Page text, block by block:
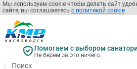
Мы используем cookie чтобы делать сайт
сайте, вы соглашаетесь с политикой cookie
Перейти
к
основному
содержанию
Помогаем с выбором
Не берём за это ничего.
- I agree to the processing of my